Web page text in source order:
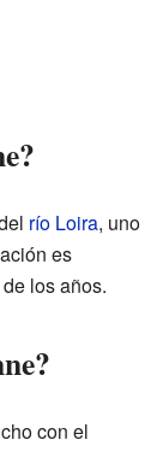
río Loira, uno
es
los años.
con el